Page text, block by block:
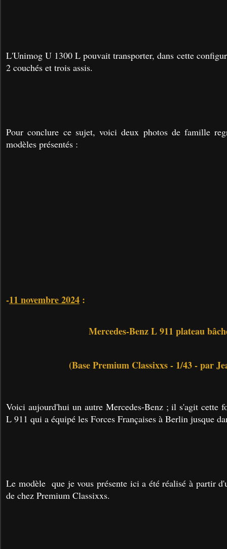
L'Unimog U 1300 L pouvait transporter, dans cette
2 couchés et trois assis.
Pour conclure ce sujet, voici deux photos de famille
modèles présentés :
-11 novembre 2024 :
Mercedes-Benz L 911 plateau
(Base Premium Classixxs - 1/43 - par
Voici aujourd'hui un autre Mercedes-Benz ; il s'agit cette
L 911 qui a équipé les Forces Françaises à Berlin jusque
Le modèle que je vous présente ici a été réalisé à partir
de chez Premium Classixxs.